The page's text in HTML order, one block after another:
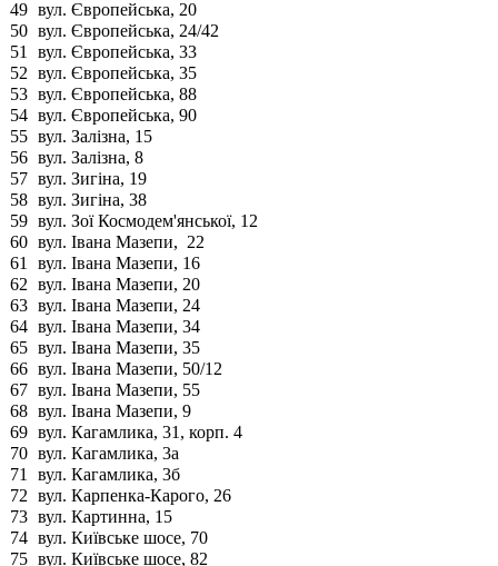
49 вул. Європейська, 20
50 вул. Європейська, 24/42
51
вул. Європейська, 33
52 вул. Європейська, 35
53 вул. Європейська, 88
54 вул. Європейська, 90
55 вул. Залізна, 15
56 вул. Залізна, 8
57 вул. Зигіна, 19
58 вул. Зигіна, 38
59 вул. Зої Космодем'янської, 12
60 вул. Івана Мазепи, 22
61
вул. Івана Мазепи, 16
62 вул. Івана Мазепи, 20
63 вул. Івана Мазепи, 24
64 вул. Івана Мазепи, 34
65 вул. Івана Мазепи, 35
66 вул. Івана Мазепи, 50/12
67 вул. Івана Мазепи, 55
68 вул. Івана Мазепи, 9
69 вул. Кагамлика, 31, корп. 4
70 вул. Кагамлика, 3а
71
вул. Кагамлика, 3б
72 вул. Карпенка-Карого, 26
73 вул. Картинна, 15
74 вул. Київське шосе, 70
75 вул. Київське шосе, 82